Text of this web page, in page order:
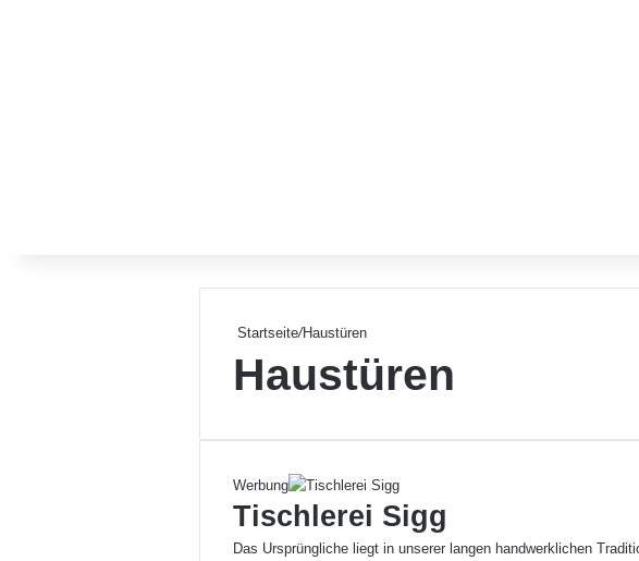
Startseite/Haustüren
Haustüren
Werbung
Tischlerei Sigg
Das Ursprüngliche liegt in unserer langen handwerklichen